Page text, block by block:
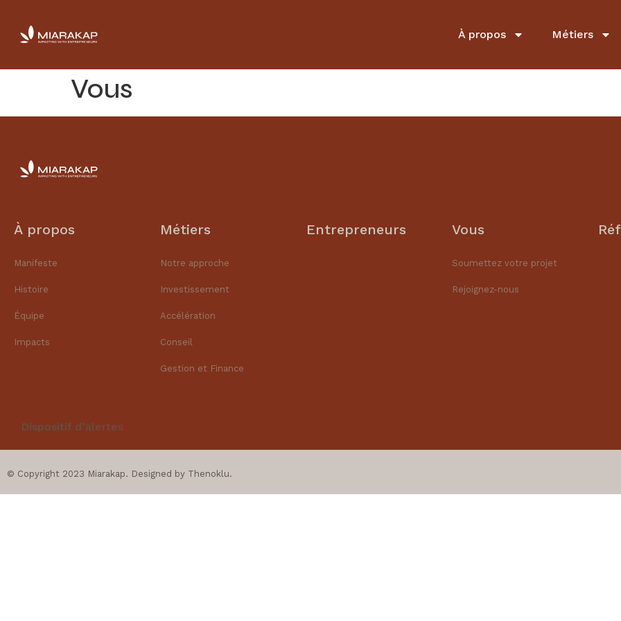
À propos Métiers
Vous
À propos
Manifeste
Histoire
Équipe
Impacts
Métiers
Notre approche
Investissement
Accélération
Conseil
Gestion et Finance​
Entrepreneurs Vous
Soumettez votre projet
Rejoignez-nous
Dispositif d’alertes
© Copyright 2023 Miarakap. Designed by Thenoklu.